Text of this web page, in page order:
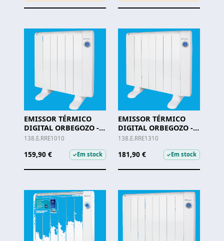
EMISSOR TÉRMICO
DIGITAL ORBEGOZO -
RRE 1010 B
138.E.RRE1010
159,90 € ✓Em stock
EMISSOR TÉRMICO
DIGITAL ORBEGOZO -
RRE 1310 A
138.E.RRE1310
181,90 € ✓Em stock